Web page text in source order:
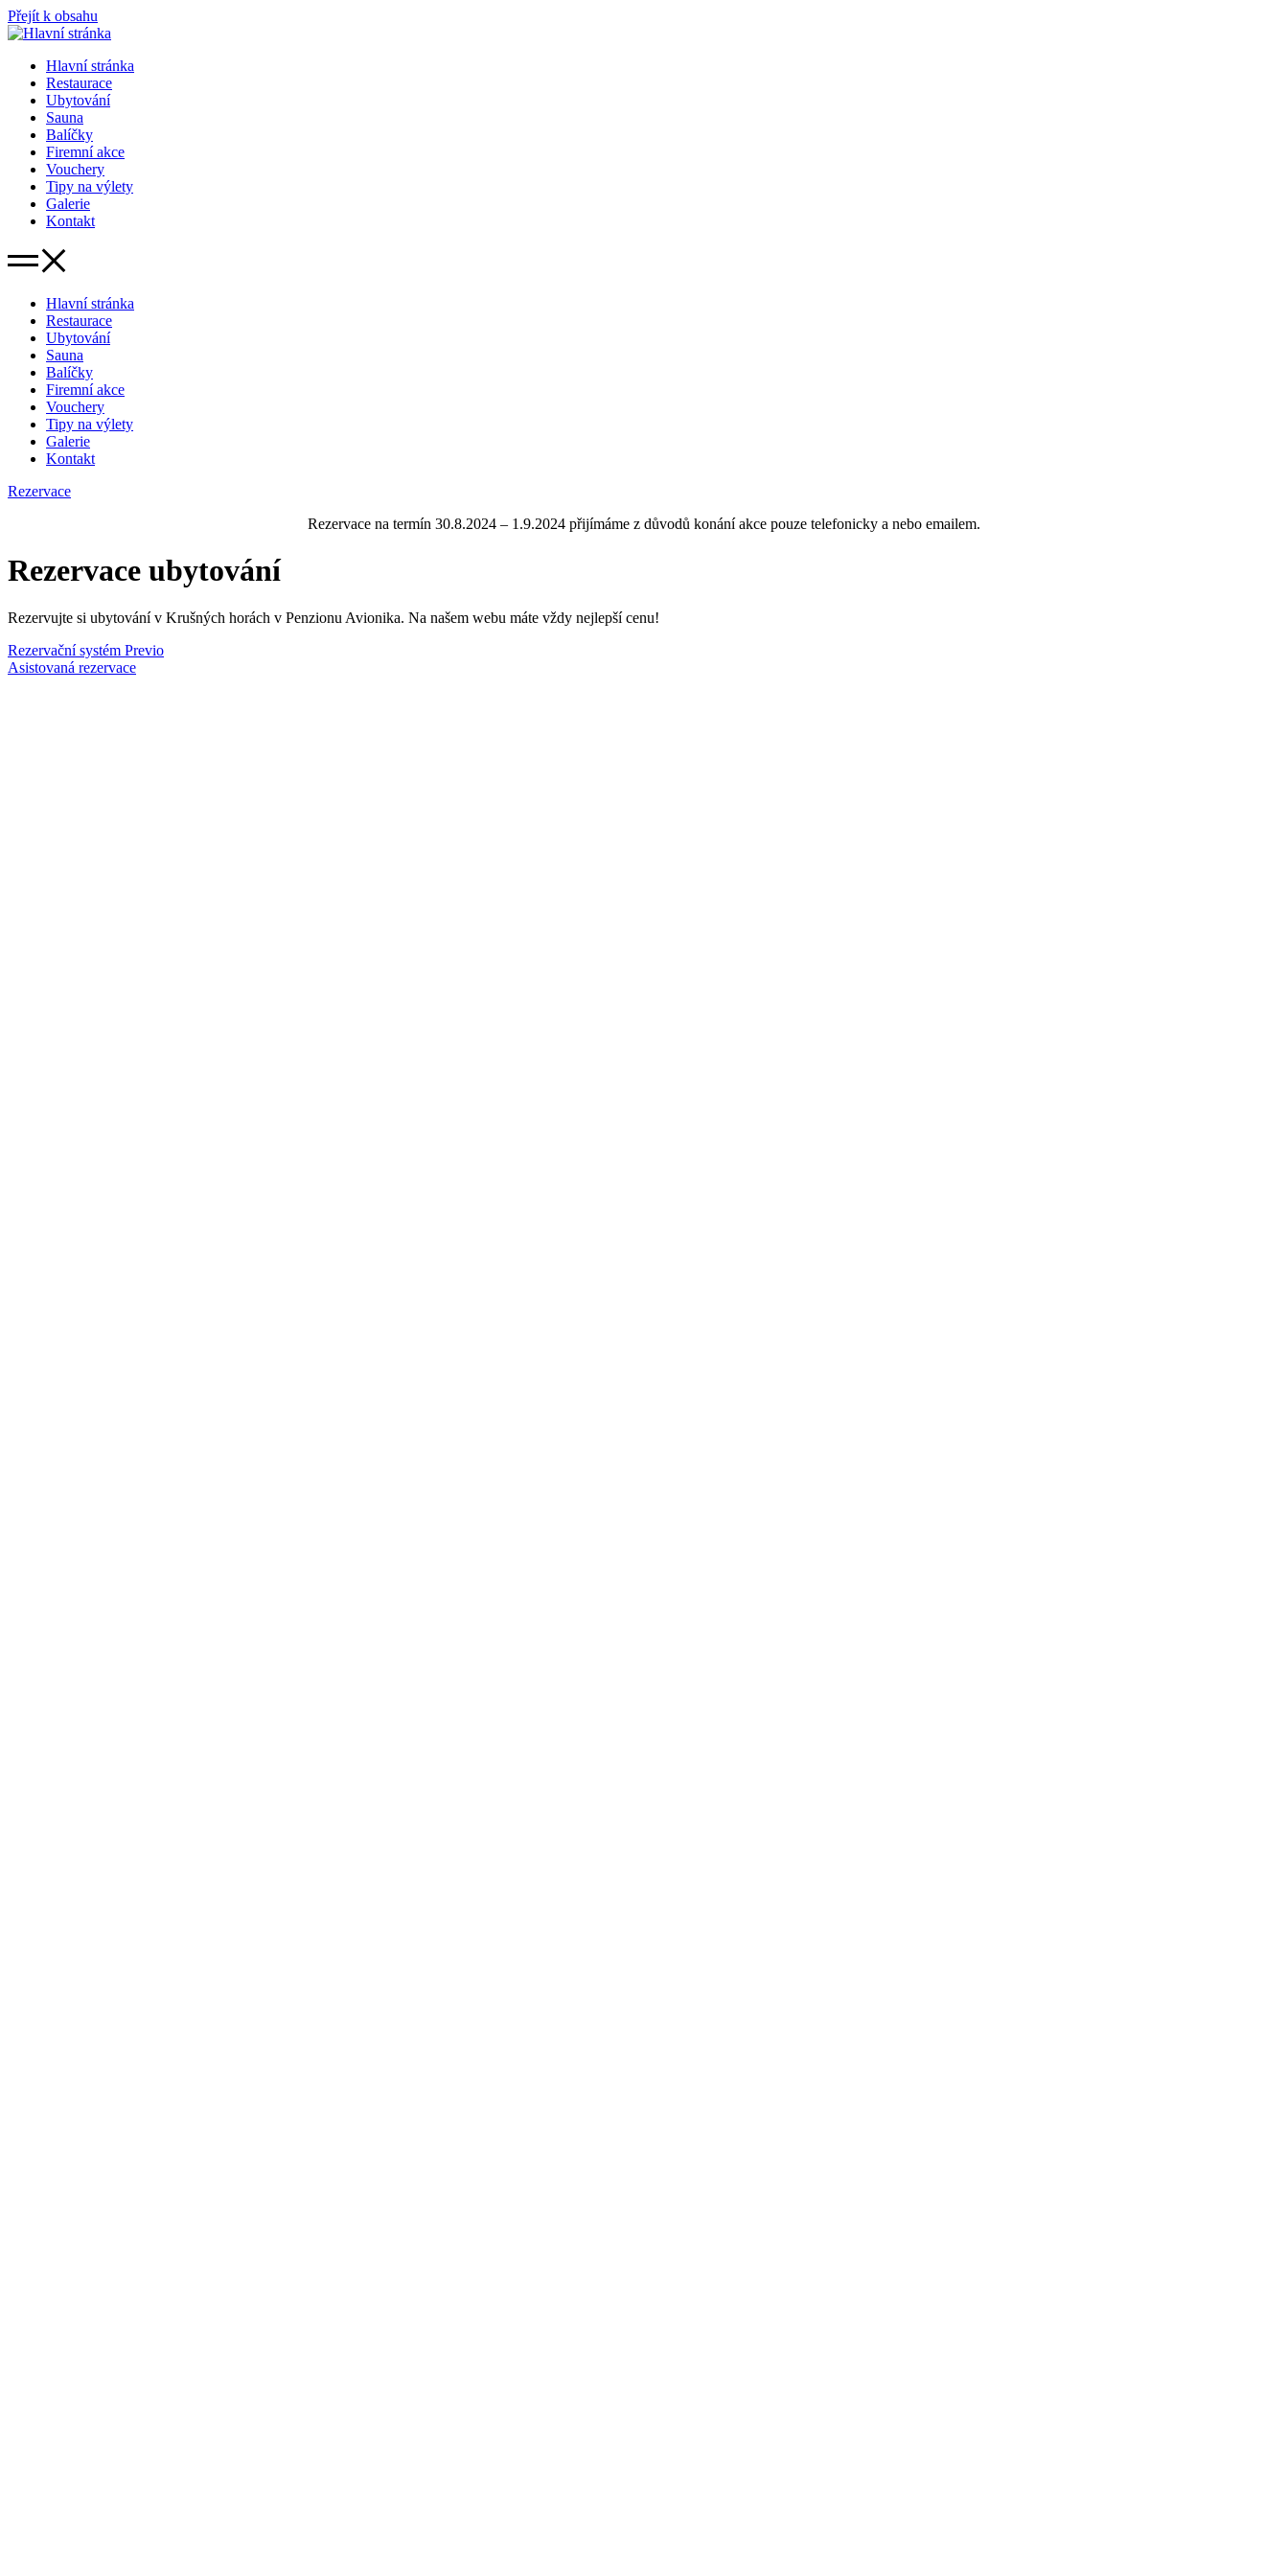
Přejít k obsahu
Hlavní stránka
Restaurace
Ubytování
Sauna
Balíčky
Firemní akce
Vouchery
Tipy na výlety
Galerie
Kontakt
Hlavní stránka
Restaurace
Ubytování
Sauna
Balíčky
Firemní akce
Vouchery
Tipy na výlety
Galerie
Kontakt
Rezervace
Rezervace na termín 30.8.2024 – 1.9.2024 přijímáme z důvodů konání akce pouze telefonicky a nebo emailem.
Rezervace ubytování
Rezervujte si ubytování v Krušných horách v Penzionu Avionika. Na našem webu máte vždy nejlepší cenu!
Rezervační systém Previo
Asistovaná rezervace